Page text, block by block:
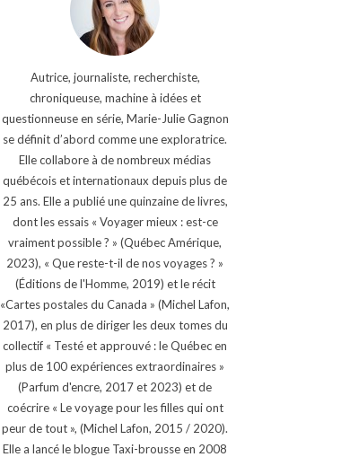
Autrice, journaliste, recherchiste,
chroniqueuse, machine à idées et
questionneuse en série, Marie-Julie Gagnon
se définit d’abord comme une exploratrice.
Elle collabore à de nombreux médias
québécois et internationaux depuis plus de
25 ans. Elle a publié une quinzaine de livres,
dont les essais « Voyager mieux : est-ce
vraiment possible ? » (Québec Amérique,
2023), « Que reste-t-il de nos voyages ? »
(Éditions de l'Homme, 2019) et le récit
«Cartes postales du Canada » (Michel Lafon,
2017), en plus de diriger les deux tomes du
collectif « Testé et approuvé : le Québec en
plus de 100 expériences extraordinaires »
(Parfum d'encre, 2017 et 2023) et de
coécrire « Le voyage pour les filles qui ont
peur de tout », (Michel Lafon, 2015 / 2020).
Elle a lancé le blogue Taxi-brousse en 2008